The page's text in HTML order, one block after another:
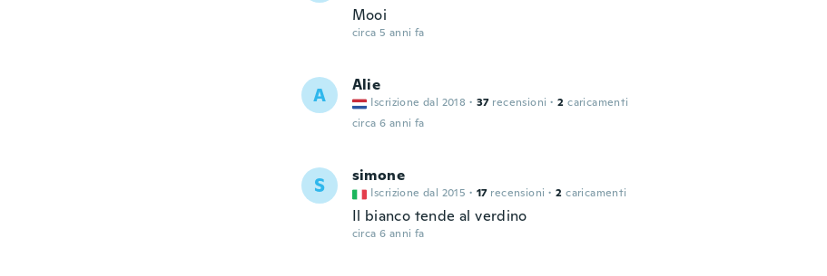
Mooi
circa 5 anni fa
A Alie
Iscrizione dal 2018 · 37 recensioni · 2 caricamenti
circa 6 anni fa
S simone
Iscrizione dal 2015 · 17 recensioni · 2 caricamenti
Il bianco tende al verdino
circa 6 anni fa